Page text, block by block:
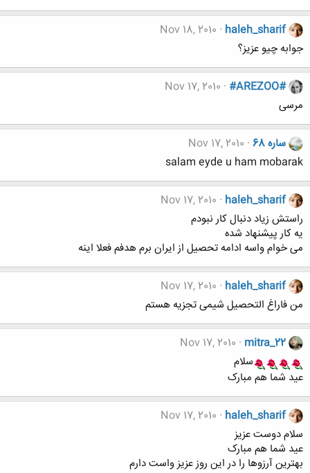
haleh_sharif
Nov 18, 2010
جوابه چیو عزیز؟
#AREZOO#
Nov 17, 2010
مرسی
ساره 68
Nov 17, 2010
salam eyde u ham mobarak
haleh_sharif
Nov 17, 2010
راستش زیاد دنبال کار نبودم
یه کار پیشنهاد شده
می خوام واسه ادامه تحصیل از ایران برم هدفم فعلا اینه
haleh_sharif
Nov 17, 2010
من فاراغ التحصیل شیمی تجزیه هستم
mitra_22
Nov 17, 2010
سلام
عید شما هم مبارک
haleh_sharif
Nov 17, 2010
سلام دوست عزیز
عید شما هم مبارک
بهترین آرزوها را در این روز عزیز واست دارم